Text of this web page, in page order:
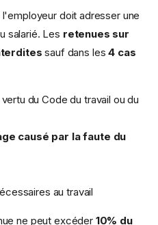
l'employeur doit adresser une
salarié. Les retenues sur
sauf dans les4 cas
du Code du travail ou du
causé par la faute du
au travail
ne peut excéder 10% du